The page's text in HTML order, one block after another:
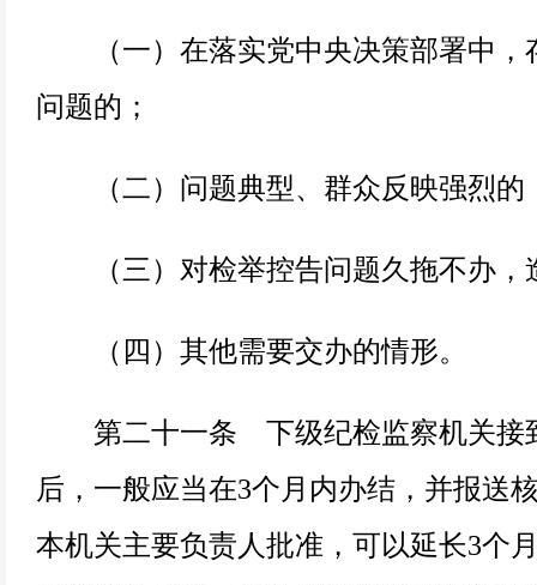
（一）在落实党中央决策部署中，
问题的；
（二）问题典型、群众反映强烈的
（三）对检举控告问题久拖不办，
（四）其他需要交办的情形。
第二十一条 下级纪检监察机关接
后，一般应当在3个月内办结，并报送
本机关主要负责人批准，可以延长3个